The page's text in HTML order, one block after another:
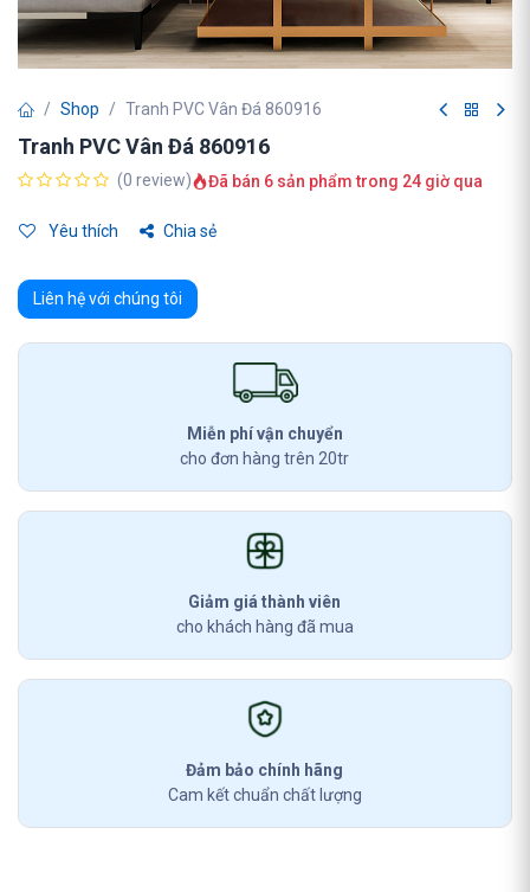
Shop Tranh PVC Vân Đá 860916
Tranh PVC Vân Đá 860916
(0 review) Đã bán 6 sản phẩm trong 24 giờ qua
Yêu thích Chia sẻ
Liên hệ với chúng tôi
Miễn phí vận chuyển
cho đơn hàng trên 20tr
Giảm giá thành viên
cho khách hàng đã mua
Đảm bảo chính hãng
Cam kết chuẩn chất lượng